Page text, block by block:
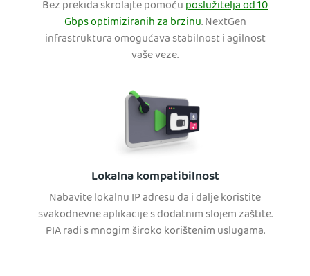
Bez prekida skrolajte pomoćuposlužitelja od 10
Gbps optimiziranih za brzinu. NextGen
infrastruktura omogućava stabilnost i agilnost
vaše veze.
Lokalna kompatibilnost
Nabavite lokalnu IP adresu da i dalje koristite
svakodnevne aplikacije s dodatnim slojem zaštite.
PIA radi s mnogim široko korištenim uslugama.